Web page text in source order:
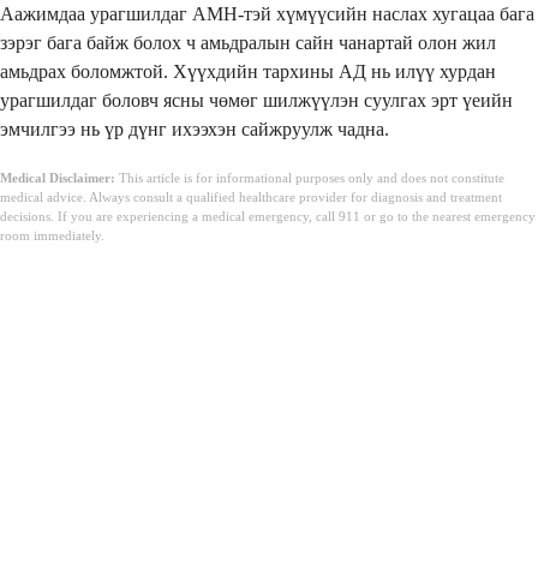
Аажимдаа урагшилдаг АМН-тэй хүмүүсийн наслах хугацаа бага
зэрэг бага байж болох ч амьдралын сайн чанартай олон жил
амьдрах боломжтой. Хүүхдийн тархины АД нь илүү хурдан
урагшилдаг боловч ясны чөмөг шилжүүлэн суулгах эрт үеийн
эмчилгээ нь үр дүнг ихээхэн сайжруулж чадна.
Medical Disclaimer: This article is for informational purposes only and does not constitute
medical advice. Always consult a qualified healthcare provider for diagnosis and treatment
decisions. If you are experiencing a medical emergency, call 911 or go to the nearest emergency
room immediately.